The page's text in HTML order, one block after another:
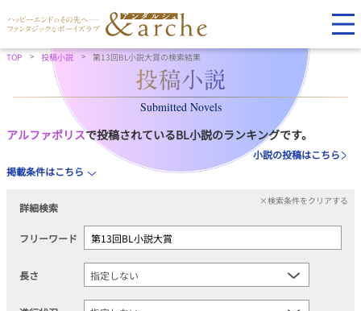
TOP 投稿小説 第13回BL小説大賞の検索結果
Submitted Novels
アルファポリスで投稿されているBL小説のランキングです。
小説の投稿はこちら
掲載条件はこちら
詳細検索
×検索条件をクリアする
フリーワード
長さ